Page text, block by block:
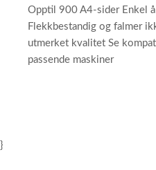
Opptil 900 A4-sider Enkel
Flekkbestandig og falmer
utmerket kvalitet Se
passende maskiner
}